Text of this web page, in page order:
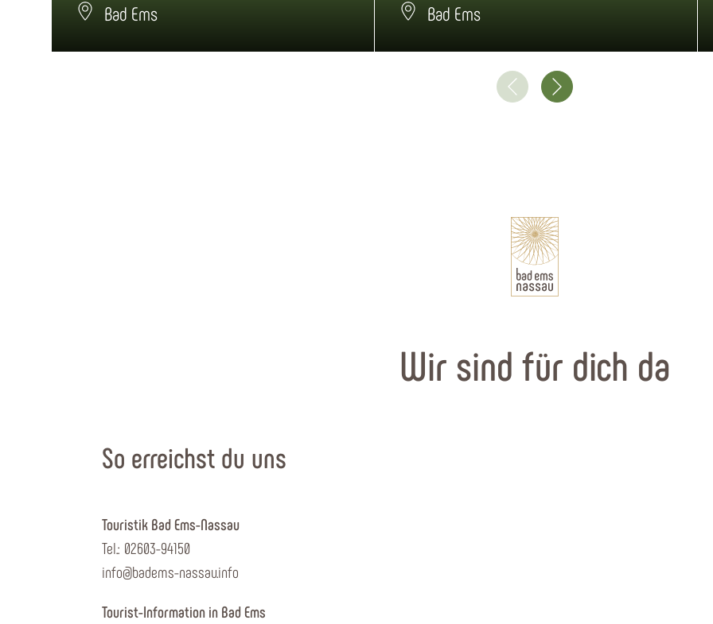
Bad Ems Bad Ems
Wir sind für dich da
So erreichst du uns
Touristik Bad Ems-Nassau
Tel.: 02603-94150
info@badems-nassau.info
Tourist-Information in Bad Ems